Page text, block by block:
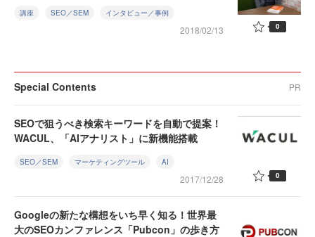
講座 SEO／SEM インタビュー／事例
2018/02/13 0
Special Contents PR
SEOで狙うべき検索キーワードを自動で提案！
WACUL、「AIアナリスト」に新機能搭載
SEO／SEM マーケティングツール AI
2017/12/28 0
Googleの新たな構想をいち早く知る！世界最
大のSEOカンファレンス「Pubcon」の歩き方